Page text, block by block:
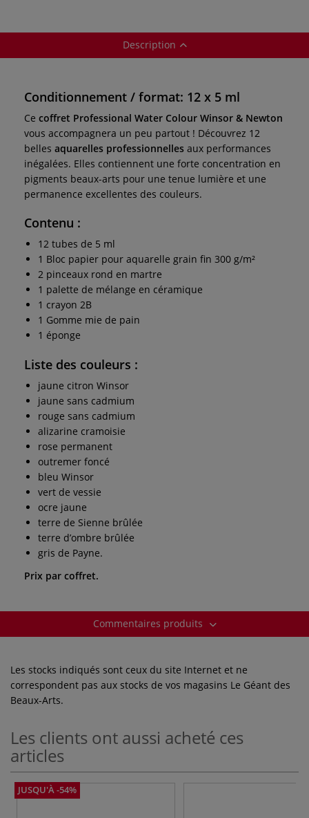
Description
Conditionnement / format: 12 x 5 ml
Ce coffret Professional Water Colour Winsor & Newton
vous accompagnera un peu partout ! Découvrez 12
belles aquarelles professionnelles aux performances
inégalées. Elles contiennent une forte concentration en
pigments beaux-arts pour une tenue lumière et une
permanence excellentes des couleurs.
Contenu :
12 tubes de 5 ml
1 Bloc papier pour aquarelle grain fin 300 g/m²
2 pinceaux rond en martre
1 palette de mélange en céramique
1 crayon 2B
1 Gomme mie de pain
1 éponge
Liste des couleurs :
jaune citron Winsor
jaune sans cadmium
rouge sans cadmium
alizarine cramoisie
rose permanent
outremer foncé
bleu Winsor
vert de vessie
ocre jaune
terre de Sienne brûlée
terre d’ombre brûlée
gris de Payne.
Prix par coffret.
Commentaires produits
Les stocks indiqués sont ceux du site Internet et ne
correspondent pas aux stocks de vos magasins Le Géant des
Beaux-Arts.
Les clients ont aussi acheté ces
articles
JUSQU'À -54%